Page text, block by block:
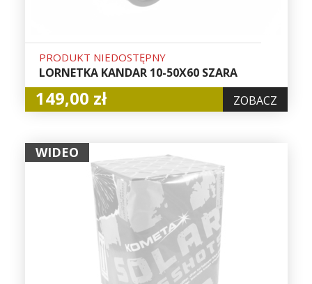
PRODUKT NIEDOSTĘPNY
LORNETKA KANDAR 10-50X60 SZARA
149,00 zł ZOBACZ
WIDEO